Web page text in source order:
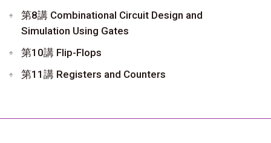
第8講 Combinational Circuit Design and
Simulation Using Gates
第10講 Flip-Flops
第11講 Registers and Counters